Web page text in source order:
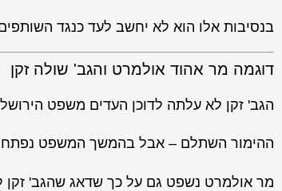
בנסיבות אלו הוא לא יחשב לעד כנגד
דוגמה מר אהוד אולמרט והגב' שולה זקן
הגב' זקן לא עלתה לדוכן העדים משפט
ההימור השתלם – אבל בהמשך המשפט נפתח
מר אולמרט נשפט גם על כך שדאג שהגב'